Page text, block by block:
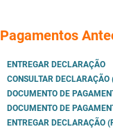
Pagamentos
ENTREGAR DECLARAÇÃO
CONSULTAR
DOCUMENTO DE
DOCUMENTO DE
ENTREGAR DECLARAÇÃO